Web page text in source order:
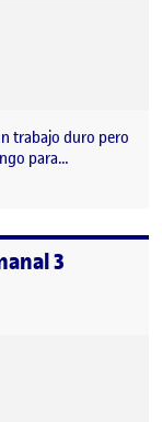
trabajo duro pero
para…
3